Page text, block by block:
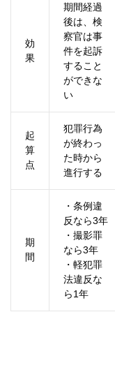
効
果
期間経過
後は、検
察官は事
件を起訴
すること
ができな
い
起
算
点
犯罪行為
が終わっ
た時から
進行する
期
間
・条例違
反なら3年
・撮影罪
なら3年
・軽犯罪
法違反な
ら1年